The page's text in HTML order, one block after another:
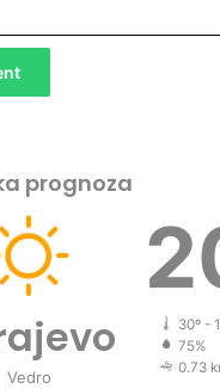
prognoza
Vedro
30º -
75%
0.73